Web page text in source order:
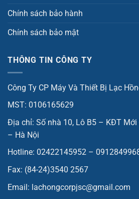
Chính sách bảo hành
Chính sách bảo mật
THÔNG TIN CÔNG TY
Công Ty CP Máy Và Thiết Bị Lạc
MST: 0106165629
Địa chỉ: Số nhà 10, Lô B5 – KĐT
– Hà Nội
Hotline: 02422145952 –
Fax: (84-24)3540 2567
Email: lachongcorpjsc@gmail.com